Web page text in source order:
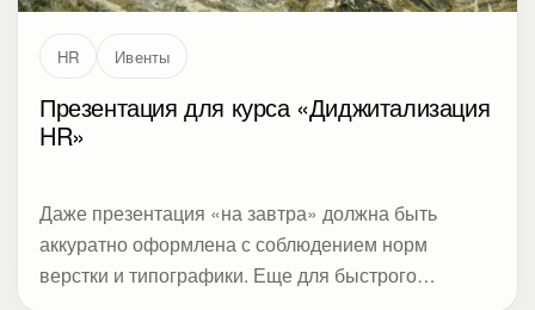
HR Ивенты
Презентация для курса «Диджитализация
HR»
Даже презентация «на завтра» должна быть
аккуратно оформлена с соблюдением норм
верстки и типографики. Еще для быстрого